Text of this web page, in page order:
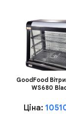
GoodFood
WS680
Ціна: